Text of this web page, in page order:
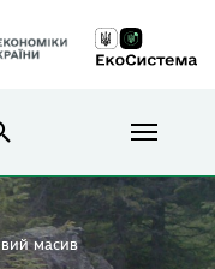
масив